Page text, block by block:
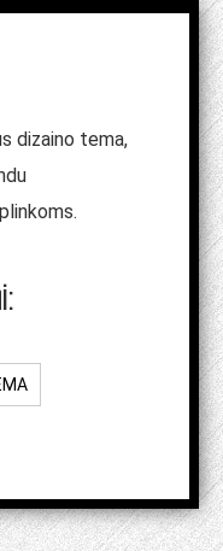
dizaino tema,